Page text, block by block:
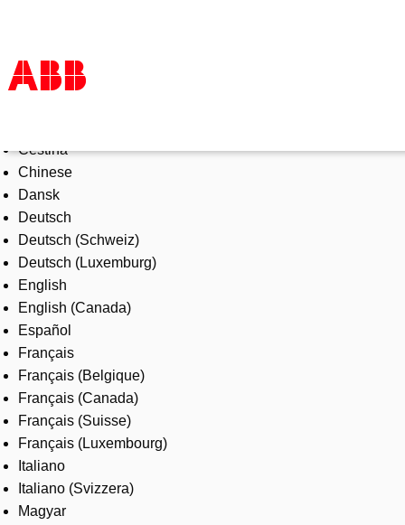
Products & Solutions
Industries
Services
About us
Where to buy
Contact us
Careers
Čeština
Chinese
Dansk
Deutsch
Deutsch (Schweiz)
Deutsch (Luxemburg)
English
English (Canada)
Español
Français
Français (Belgique)
Français (Canada)
Français (Suisse)
Français (Luxembourg)
Italiano
Italiano (Svizzera)
Magyar